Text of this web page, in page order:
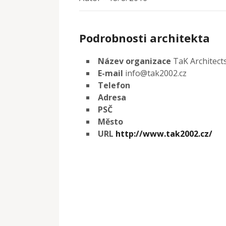
Podrobnosti architekta
Název organizace TaK
E-mail info@tak2002.cz
Telefon
Adresa
PSČ
Město
URL http://www.tak2002.cz/